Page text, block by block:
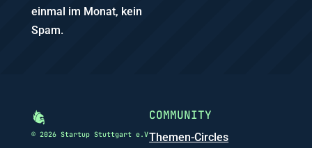
einmal im Monat, kein
Spam.
© 2026 Startup Stuttgart e.V
COMMUNITY
Themen-Circles